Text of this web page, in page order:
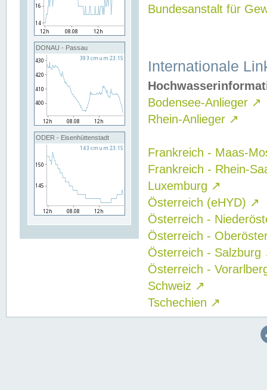
DONAU - Passau
ODER - Eisenhüttenstadt
Bundesanstalt für
Internationale
Bodensee-Anlieger ↗
Rhein-Anlieger ↗
Frankreich - Maas-
Frankreich - Rhein-
Luxemburg ↗
Österreich (eHYD) ↗
Österreich -
Österreich -
Österreich - Salzburg
Österreich -
Schweiz ↗
Tschechien ↗